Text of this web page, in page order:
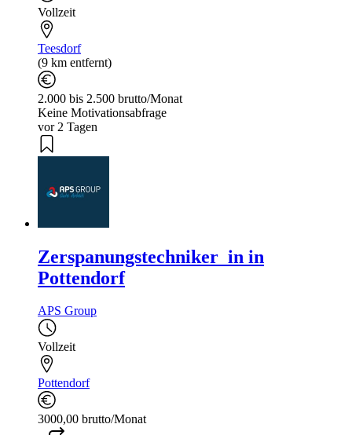
Vollzeit
Teesdorf
(9 km entfernt)
2.000 bis 2.500 brutto/Monat
Keine Motivationsabfrage
vor 2 Tagen
Zerspanungstechniker_in in
Pottendorf
APS Group
Vollzeit
Pottendorf
3000,00 brutto/Monat